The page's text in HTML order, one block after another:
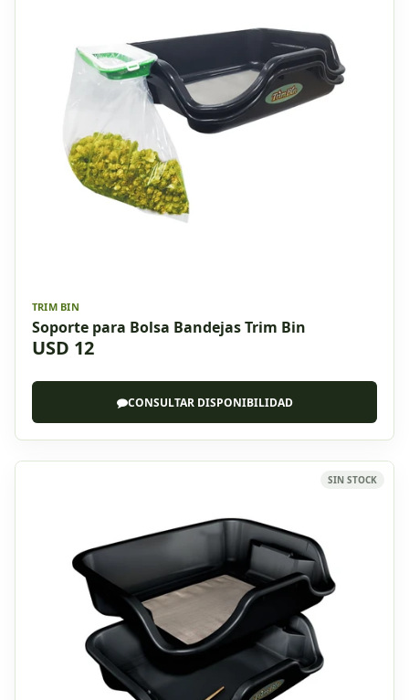
TRIM BIN
Soporte para Bolsa Bandejas Trim Bin
USD 12
CONSULTAR DISPONIBILIDAD
SIN STOCK